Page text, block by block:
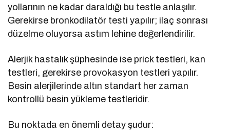
yollarının ne kadar daraldığı bu testle anlaşılır.
Gerekirse bronkodilatör testi yapılır; ilaç sonrası
düzelme oluyorsa astım lehine değerlendirilir.
Alerjik hastalık şüphesinde ise prick testleri, kan
testleri, gerekirse provokasyon testleri yapılır.
Besin alerjilerinde altın standart her zaman
kontrollü besin yükleme testleridir.
Bu noktada en önemli detay şudur: